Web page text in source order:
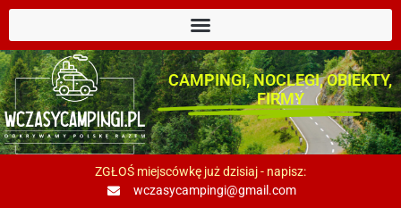
CAMPINGI, NOCLEGI, OBIEKTY,
FIRMY
ZGŁOŚ miejscówkę już dzisiaj - napisz:
wczasycampingi@gmail.com